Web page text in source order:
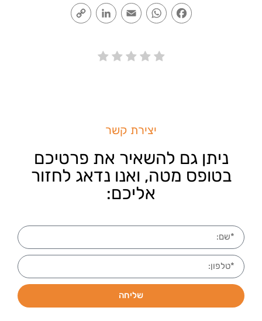
Facebook
WhatsApp
Email
LinkedIn
יצירת קשר
ניתן גם להשאיר את פרטיכם
בטופס מטה, ואנו נדאג לחזור
אליכם:
שליחה